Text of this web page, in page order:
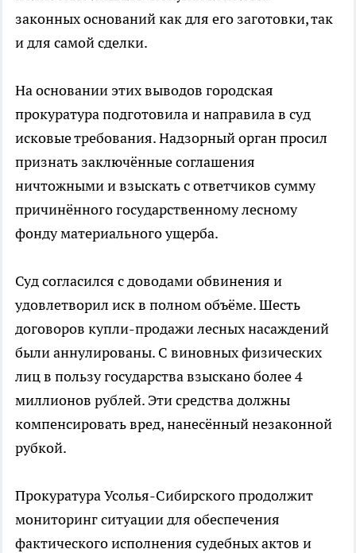
законных оснований как для его заготовки, так
и для самой сделки.
На основании этих выводов городская
прокуратура подготовила и направила в суд
исковые требования. Надзорный орган просил
признать заключённые соглашения
ничтожными и взыскать с ответчиков сумму
причинённого государственному лесному
фонду материального ущерба.
Суд согласился с доводами обвинения и
удовлетворил иск в полном объёме. Шесть
договоров купли-продажи лесных насаждений
были аннулированы. С виновных физических
лиц в пользу государства взыскано более 4
миллионов рублей. Эти средства должны
компенсировать вред, нанесённый незаконной
рубкой.
Прокуратура Усолья-Сибирского продолжит
мониторинг ситуации для обеспечения
фактического исполнения судебных актов и